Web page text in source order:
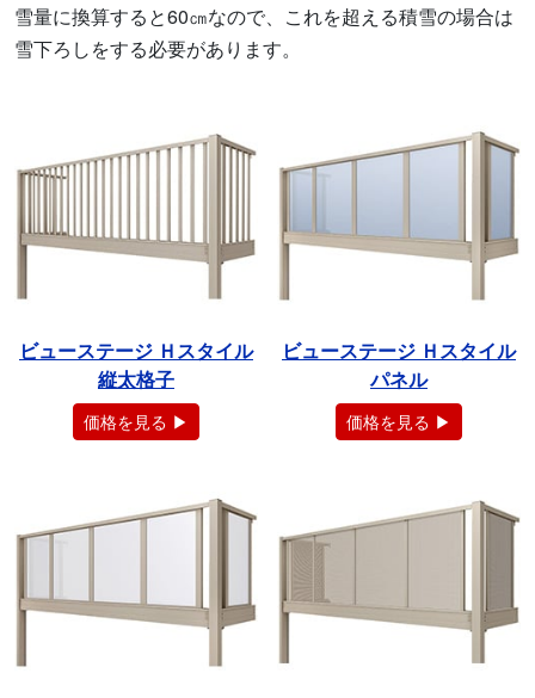
雪量に換算すると60㎝なので、これを超える積雪の場合は
雪下ろしをする必要があります。
ビューステージ Ｈスタイル
縦太格子
価格を見る ▶
ビューステージ Ｈスタイル
パネル
価格を見る ▶